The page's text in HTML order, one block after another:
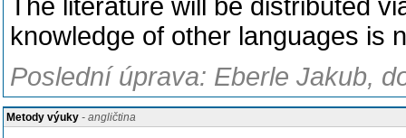
The literature will be distributed
knowledge of other languages is
Poslední úprava: Eberle Jakub,
Metody výuky - angličtina